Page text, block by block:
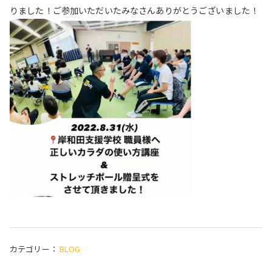
りました！ご参加いただいたみなさんありがとうございました！
カテゴリー： BLOG